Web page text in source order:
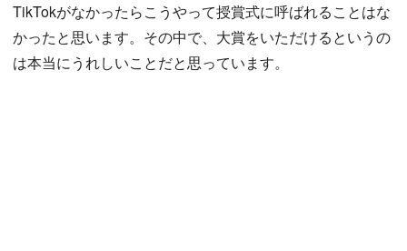
TikTokがなかったらこうやって授賞式に呼ばれることはな
かったと思います。その中で、大賞をいただけるというの
は本当にうれしいことだと思っています。